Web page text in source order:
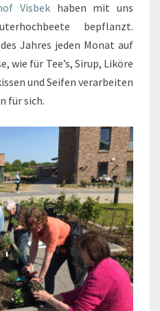
Visbek haben mit uns
bepflanzt.
Jahres jeden Monat auf
wie für Tee’s, Sirup, Liköre
und Seifen verarbeiten
für sich.